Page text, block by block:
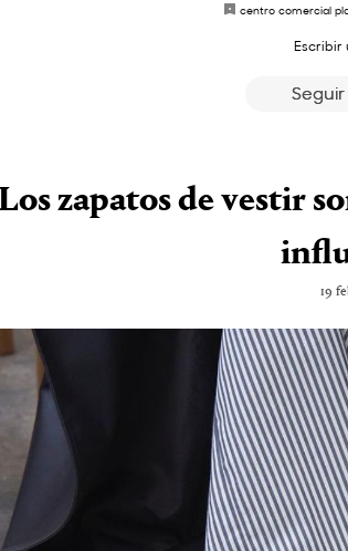
centro comercial
Escribir
zapatos de vestir
19